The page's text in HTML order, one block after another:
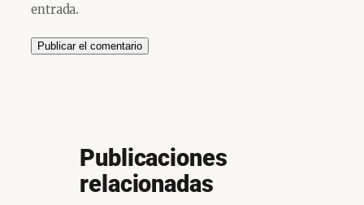
entrada.
Publicaciones
relacionadas